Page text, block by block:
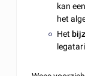
kan
het
Het